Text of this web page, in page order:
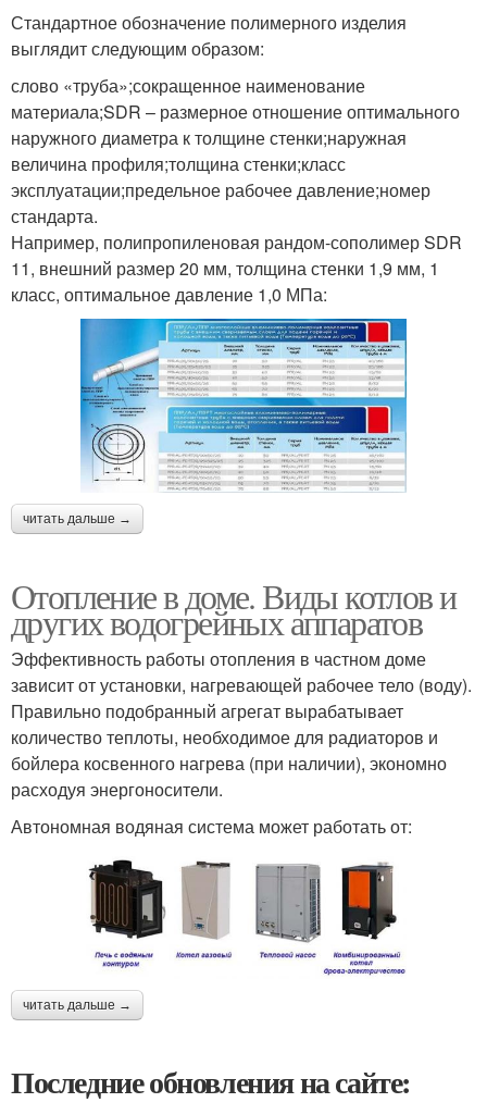
Стандартное обозначение полимерного изделия
выглядит следующим образом:
слово «труба»;сокращенное наименование
материала;SDR – размерное отношение оптимального
наружного диаметра к толщине стенки;наружная
величина профиля;толщина стенки;класс
эксплуатации;предельное рабочее давление;номер
стандарта.
Например, полипропиленовая рандом-сополимер SDR
11, внешний размер 20 мм, толщина стенки 1,9 мм, 1
класс, оптимальное давление 1,0 МПа:
читать дальше →
Отопление в доме. Виды котлов и
других водогрейных аппаратов
Эффективность работы отопления в частном доме
зависит от установки, нагревающей рабочее тело (воду).
Правильно подобранный агрегат вырабатывает
количество теплоты, необходимое для радиаторов и
бойлера косвенного нагрева (при наличии), экономно
расходуя энергоносители.
Автономная водяная система может работать от:
читать дальше →
Последние обновления на сайте: